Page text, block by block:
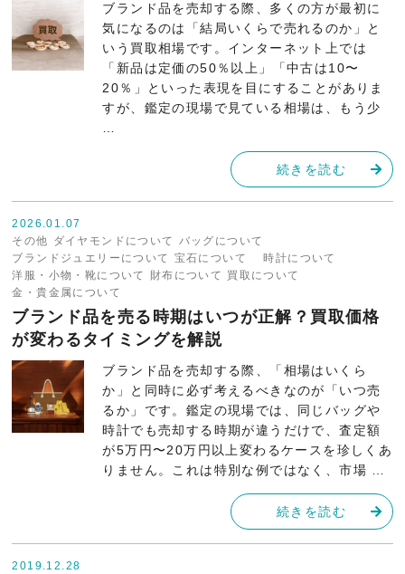
ブランド品を売却する際、多くの方が最初に
気になるのは「結局いくらで売れるのか」と
いう買取相場です。インターネット上では
「新品は定価の50％以上」「中古は10〜
20％」といった表現を目にすることがありま
すが、鑑定の現場で見ている相場は、もう少
続きを読む
2026.01.07
その他 ダイヤモンドについて バッグについて
ブランドジュエリーについて 宝石について
時計について
洋服・小物・靴について
財布について 買取について
金・貴金属について
ブランド品を売る時期はいつが正解？買取価格
が変わるタイミングを解説
ブランド品を売却する際、「相場はいくら
か」と同時に必ず考えるべきなのが「いつ売
るか」です。鑑定の現場では、同じバッグや
時計でも売却する時期が違うだけで、査定額
が5万円〜20万円以上変わるケースを珍しくあ
りません。これは特別な例ではなく、市場 …
続きを読む
2019.12.28